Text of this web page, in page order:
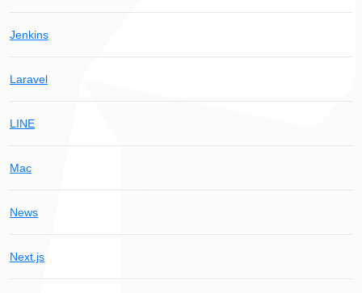
Jenkins
Laravel
LINE
Mac
News
Next.js